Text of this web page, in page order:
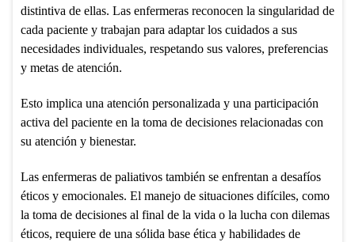
distintiva de ellas. Las enfermeras reconocen la singularidad de
cada paciente y trabajan para adaptar los cuidados a sus
necesidades individuales, respetando sus valores, preferencias
y metas de atención.
Esto implica una atención personalizada y una participación
activa del paciente en la toma de decisiones relacionadas con
su atención y bienestar.
Las enfermeras de paliativos también se enfrentan a desafíos
éticos y emocionales. El manejo de situaciones difíciles, como
la toma de decisiones al final de la vida o la lucha con dilemas
éticos, requiere de una sólida base ética y habilidades de